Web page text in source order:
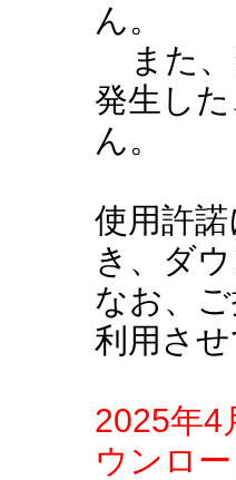
ん。
また、
発生し
ん。
使用許
き、ダ
なお、
利用さ
2025年4
ウンロ